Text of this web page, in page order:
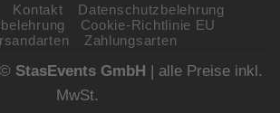
Kontakt
Datenschutzbelehrung
Cookie-Richtlinie EU
Zahlungsarten
StasEvents GmbH | alle Preise inkl.
MwSt.